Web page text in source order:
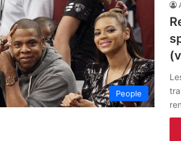
People